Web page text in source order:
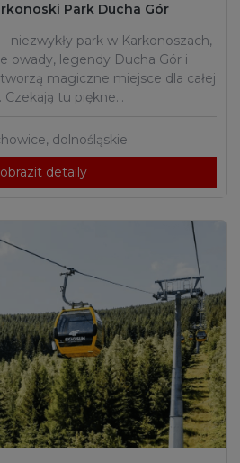
Park Ducha Gór
niezwykły park w Karkonoszach,
owady, legendy Ducha Gór i
magiczne miejsce dla całej
Czekają tu piękne…
, dolnośląskie
detaily